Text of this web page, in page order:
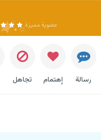
عضوية مميزة
رسالة إهتمام تجاهل